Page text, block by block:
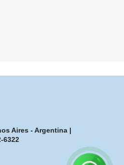
Aires - Argentina |
6322